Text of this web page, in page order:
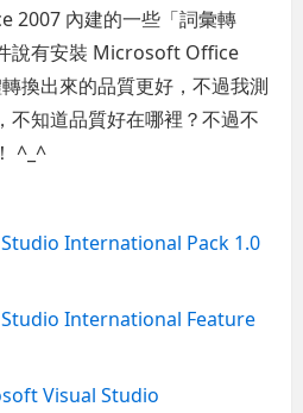
2007 內建的一些「詞彙轉
說有安裝 Microsoft Office
換出來的品質更好，不過我測
不知道品質好在哪裡？不過不
^_^
International Pack 1.0
International Feature
Visual Studio